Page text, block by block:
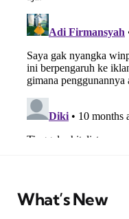
What’s New